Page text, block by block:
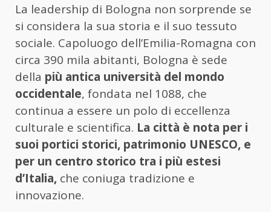
La leadership di Bologna non sorprende se
si considera la sua storia e il suo tessuto
sociale. Capoluogo dell’Emilia-Romagna con
circa 390 mila abitanti, Bologna è sede
della più antica università del mondo
occidentale, fondata nel 1088, che
continua a essere un polo di eccellenza
culturale e scientifica. La città è nota per i
suoi portici storici, patrimonio UNESCO, e
per un centro storico tra i più estesi
d’Italia, che coniuga tradizione e
innovazione.